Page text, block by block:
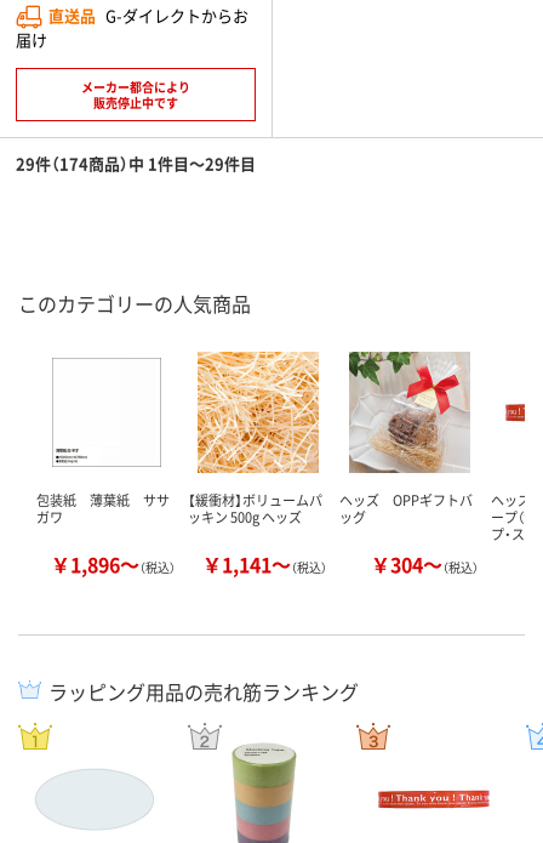
直送品 G-ダイレクトからお
届け
メーカー都合により
販売停止中です
29件（174商品）中 1件目～29件目
このカテゴリーの人気商品
包装紙 薄葉紙 ササ
ガワ
￥1,896～（税込）
【緩衝材】ボリュームパ
ッキン 500g ヘッズ
￥1,141～（税込）
ヘッズ OPPギフトバ
ッグ
￥304～（税込）
ヘッズ
ープ（
プ・ス
ラッピング用品の売れ筋ランキング